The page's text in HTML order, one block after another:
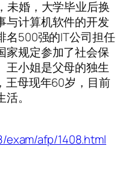
未婚，大学毕业后换
与计算机软件的开发
名500强的IT公司担任
家规定参加了社会保
王小姐是父母的独生
王母现年60岁，目前
。
exam/afp/1408.html